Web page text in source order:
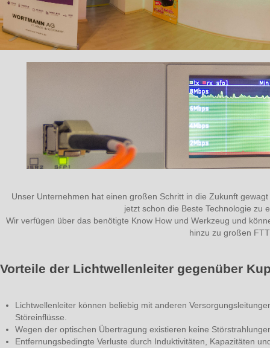
Unser Unternehmen hat einen großen Schritt in die Zukunft
jetzt schon die Beste Technologie zu
Wir verfügen über das benötigte Know How und Werkzeug und
hinzu zu großen
Vorteile der Lichtwellenleiter gegenüber
Lichtwellenleiter können beliebig mit anderen
Störeinflüsse.
Wegen der optischen Übertragung existieren keine
Entfernungsbedingte Verluste durch Induktivitäten, Kapazitäten